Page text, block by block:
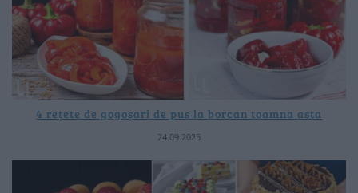
4 rețete de gogoșari de pus la borcan toamna asta
24.09.2025